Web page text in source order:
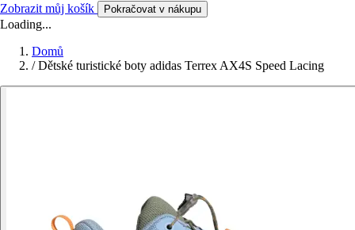
Zobrazit můj košík Pokračovat v nákupu
Loading...
Domů
/ Dětské turistické boty adidas Terrex AX4S Speed Lacing